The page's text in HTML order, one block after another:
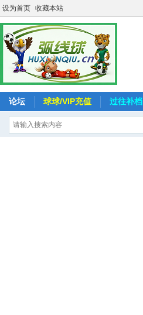
设为首页 收藏本站
论坛 球球/VIP充值 过往补档